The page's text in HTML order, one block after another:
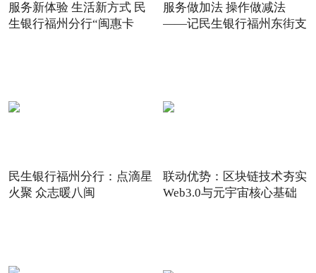
服务新体验 生活新方式 民
生银行福州分行“闽惠卡
服务做加法 操作做减法
——记民生银行福州东街支
民生银行福州分行：点滴星
火聚 众志暖八闽
联动优势：区块链技术夯实
Web3.0与元宇宙核心基础